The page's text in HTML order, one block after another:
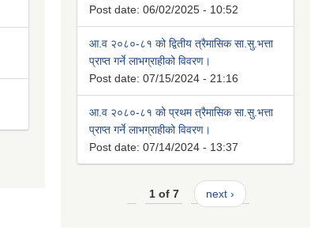
Post date: 06/02/2025 - 10:52
आ.व २०८०-८१ को द्वितीय त्रैमासिक सा.सु.भत्ता
प्राप्त गर्ने लाभग्राहीको विवरण।
Post date: 07/15/2024 - 21:16
आ.व २०८०-८१ को प्रथम त्रैमासिक सा.सु.भत्ता
प्राप्त गर्ने लाभग्राहीको विवरण।
Post date: 07/14/2024 - 13:37
1 of 7 next ›